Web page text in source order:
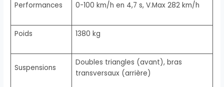
Performances 0-100 km/h en 4,7 s, V.Max 282 km/h
Poids 1380 kg
Suspensions
Doubles triangles (avant), bras
transversaux (arrière)